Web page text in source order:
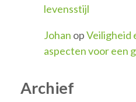
levensstijl
Johan opVeiligheid
aspecten voor een
Archief